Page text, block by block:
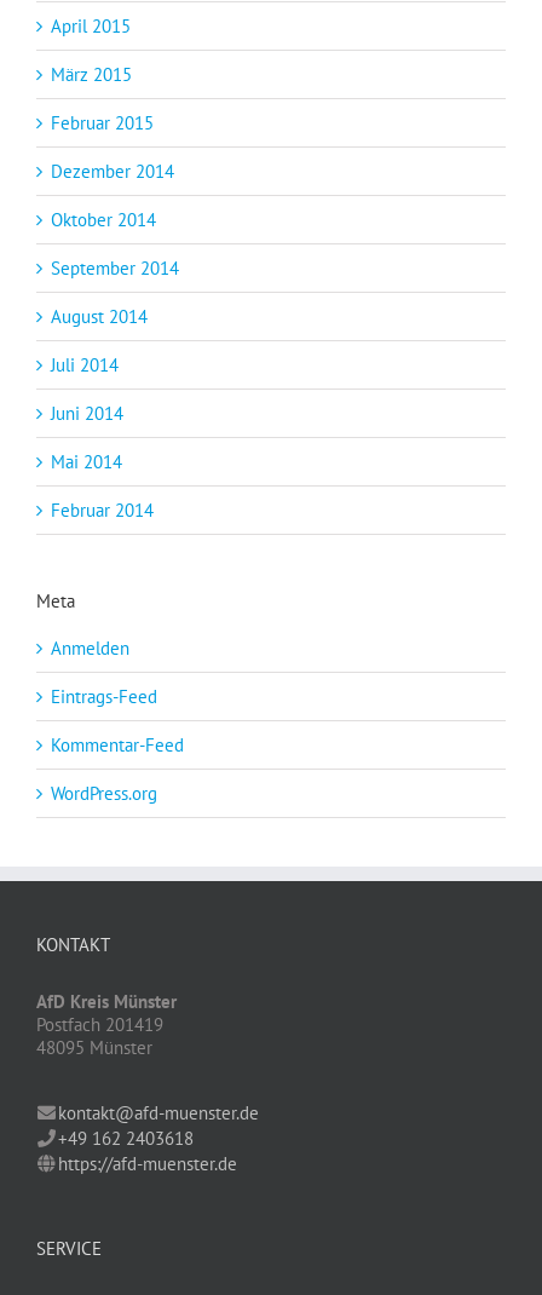
April 2015
März 2015
Februar 2015
Dezember 2014
Oktober 2014
September 2014
August 2014
Juli 2014
Juni 2014
Mai 2014
Februar 2014
Meta
Anmelden
Eintrags-Feed
Kommentar-Feed
WordPress.org
KONTAKT
AfD Kreis Münster
Postfach 201419
48095 Münster
kontakt@afd-muenster.de
+49 162 2403618
https://afd-muenster.de
SERVICE